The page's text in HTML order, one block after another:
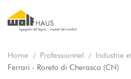
Home Professionnel Industrie
Ferrari - Roreto di Cherasco (CN)